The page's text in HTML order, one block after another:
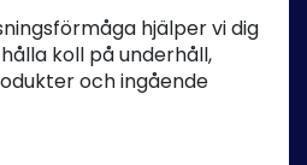
hjälper vi dig
koll på underhåll,
och ingående